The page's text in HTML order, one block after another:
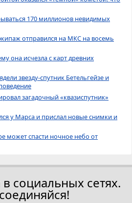
170 миллионов невидимых
отправился на МКС на восемь
она исчезла с карт древних
звезду-спутник Бетельгейзе и
загадочный «квазиспутник»
у Марса и прислал новые снимки и
может спасти ночное небо от
социальных сетях.